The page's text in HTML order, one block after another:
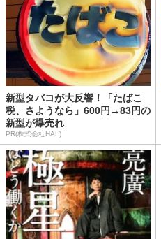
新型タバコが大反響！「たばこ
税、さようなら」600円→83円の
新型が爆売れ
PR(株式会社HAL)